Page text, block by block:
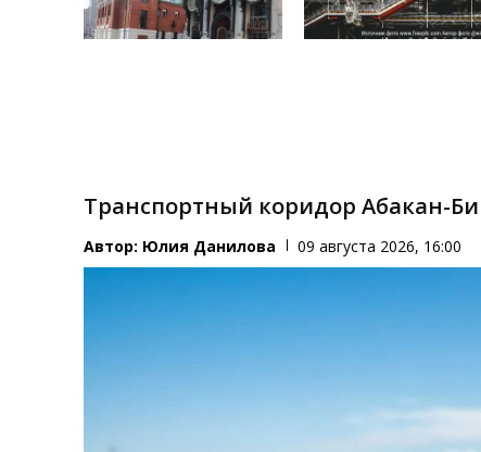
Транспортный коридор Абакан-
Автор: Юлия Данилова 09 августа 2026, 16:00